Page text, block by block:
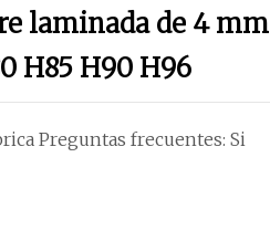
laminada de 4 mm
H85 H90 H96
Preguntas frecuentes: Si